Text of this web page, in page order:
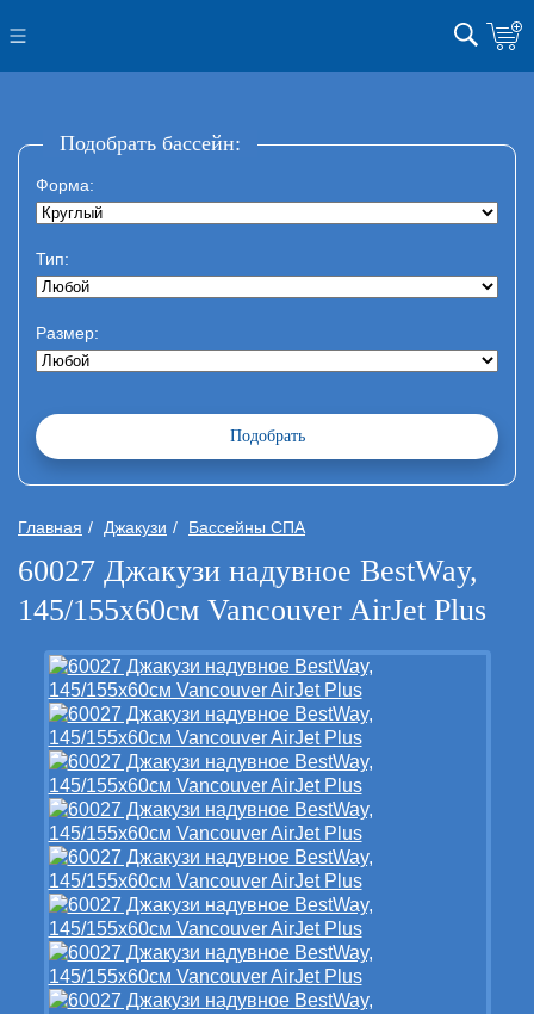
Подобрать бассейн:
Форма:
Тип:
Размер:
Главная Джакузи Бассейны СПА
60027 Джакузи надувное BestWay,
145/155х60см Vancouver AirJet Plus